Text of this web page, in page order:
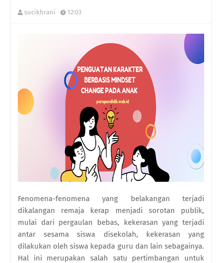
sucikhrani 12:03
Fenomena-fenomena yang belakangan terjadi
dikalangan remaja kerap menjadi sorotan publik,
mulai dari pergaulan bebas, kekerasan yang terjadi
antar sesama siswa disekolah, kekerasan yang
dilakukan oleh siswa kepada guru dan lain sebagainya.
Hal ini merupakan salah satu pertimbangan untuk